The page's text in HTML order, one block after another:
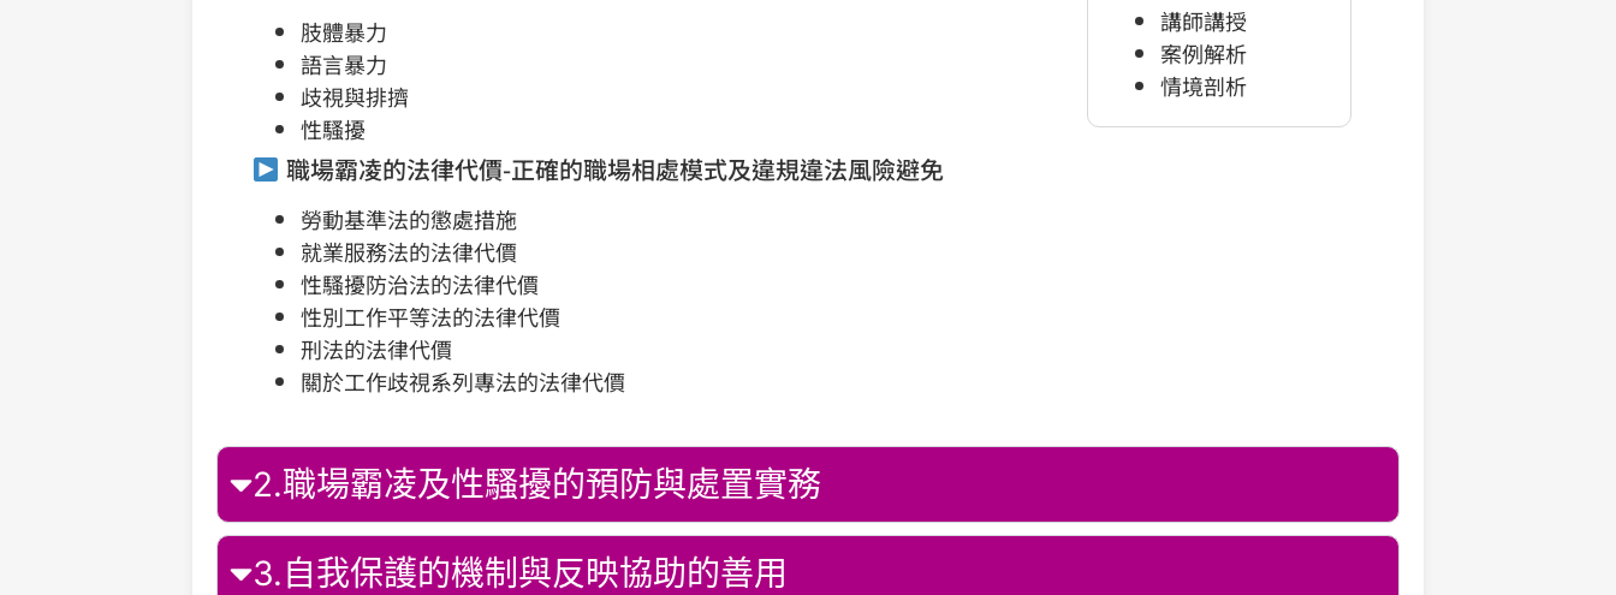
肢體暴力
語言暴力
歧視與排擠
性騷擾
職場霸凌的法律代價-正確的職場相處模式及違規違法風險避免
勞動基準法的懲處措施
就業服務法的法律代價
性騷擾防治法的法律代價
性別工作平等法的法律代價
刑法的法律代價
關於工作歧視系列專法的法律代價
講師講授
案例解析
情境剖析
2.職場霸凌及性騷擾的預防與處置實務
3.自我保護的機制與反映協助的善用